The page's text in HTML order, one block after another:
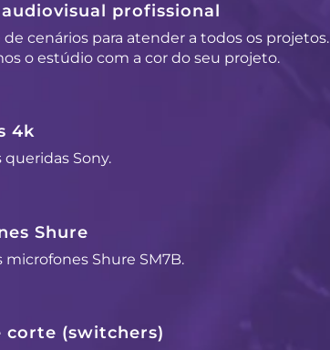
profissional
cenários para atender a todos os projetos.
o estúdio com a cor do seu projeto.
4k
Sony.
Shure
microfones Shure SM7B.
corte (switchers)